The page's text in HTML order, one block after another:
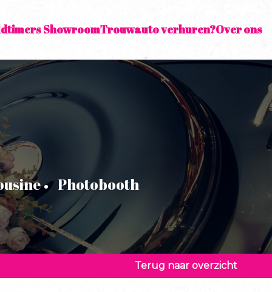
ShowroomTrouwauto verhuren?Over ons
Photobooth
Terug naar overzicht